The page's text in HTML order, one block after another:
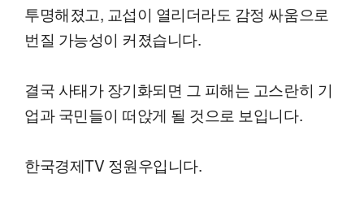
투명해졌고, 교섭이 열리더라도 감정 싸움으로
번질 가능성이 커졌습니다.
결국 사태가 장기화되면 그 피해는 고스란히 기
업과 국민들이 떠앉게 될 것으로 보입니다.
한국경제TV 정원우입니다.